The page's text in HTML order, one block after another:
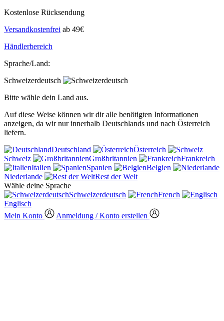
Kostenlose Rücksendung
Versandkostenfrei ab 49€
Händlerbereich
Sprache/Land:
Schweizerdeutsch
Bitte wähle dein Land aus.
Auf diese Weise können wir dir alle benötigten Informationen
anzeigen, da wir nur innerhalb Deutschlands und nach Österreich
liefern.
Deutschland
Österreich
Schweiz
Großbritannien
Frankreich
Italien
Spanien
Belgien
Niederlande
Rest der Welt
Wähle deine Sprache
Schweizerdeutsch
French
Englisch
Mein Konto
Anmeldung / Konto erstellen